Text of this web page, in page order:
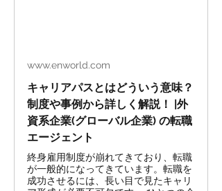
www.enworld.com
キャリアパスとはどういう意味？
制度や事例から詳しく解説！ |外
資系企業(グローバル企業) の転職
エージェント
終身雇用制度が崩れてきており、転職
が一般的になってきています。転職を
成功させるには、長い目で見たキャリ